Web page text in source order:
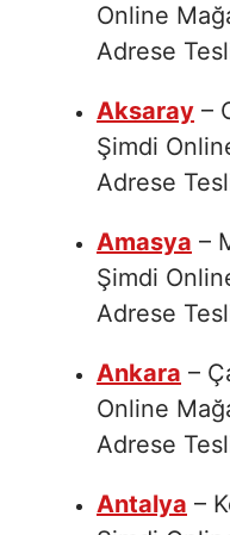
Online
Adrese
Aksaray –
Şimdi
Adrese
Amasya –
Şimdi
Adrese
Ankara –
Online
Adrese
Antalya –